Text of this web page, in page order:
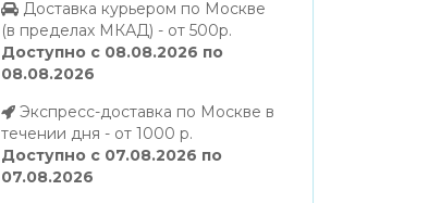
Доставка курьером по Москве
(в пределах МКАД) - от 500р.
Доступно с 08.08.2026 по
08.08.2026
Экспресс-доставка по Москве в
течении дня - от 1000 р.
Доступно с 07.08.2026 по
07.08.2026